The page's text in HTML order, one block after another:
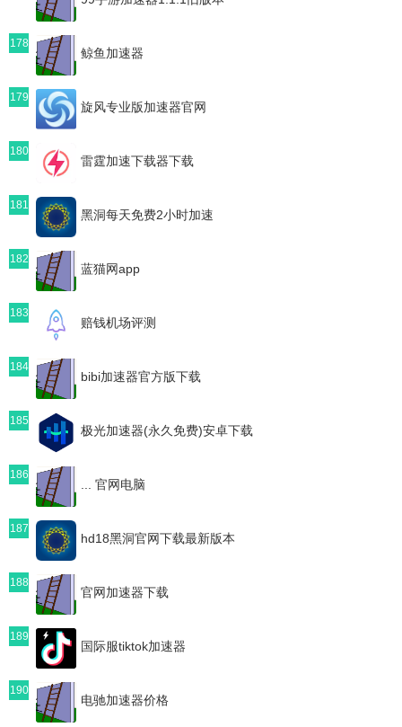
178
鲸鱼加速器
179
旋风专业版加速器官网
180
雷霆加速下载器下载
181
黑洞每天免费2小时加速
182
蓝猫网app
183
赔钱机场评测
184
bibi加速器官方版下载
185
极光加速器(永久免费)安卓下载
186
... 官网电脑
187
hd18黑洞官网下载最新版本
188
官网加速器下载
189
国际服tiktok加速器
190
电驰加速器价格